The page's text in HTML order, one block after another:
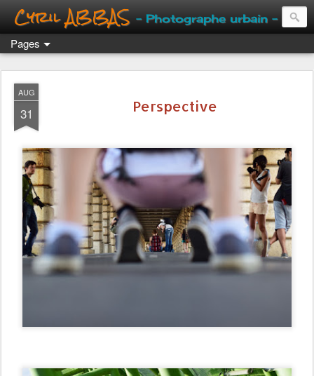
Cyril ABBAS - Photographe urbain -
Pages
AUG
31 Perspective